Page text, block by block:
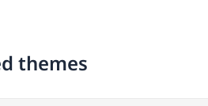
themes